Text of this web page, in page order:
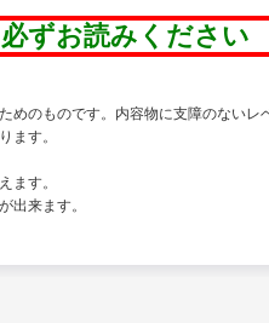
ずお読みください
めのものです。内容物に支障のないレ
ます。
ます。
出来ます。